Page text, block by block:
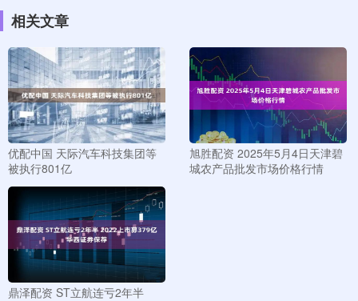
相关文章
优配中国 天际汽车科技集团等
被执行801亿
旭胜配资 2025年5月4日天津碧
城农产品批发市场价格行情
鼎泽配资 ST立航连亏2年半